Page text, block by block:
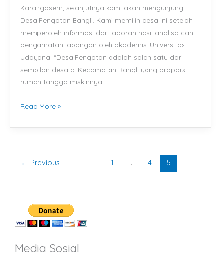
Karangasem, selanjutnya kami akan mengunjungi
Desa Pengotan Bangli. Kami memilih desa ini setelah
memperoleh informasi dari laporan hasil analisa dan
pengamatan lapangan oleh akademisi Universitas
Udayana. “Desa Pengotan adalah salah satu dari
sembilan desa di Kecamatan Bangli yang proporsi
rumah tangga miskinnya
Read More »
← Previous 1 … 4 5
Media Sosial